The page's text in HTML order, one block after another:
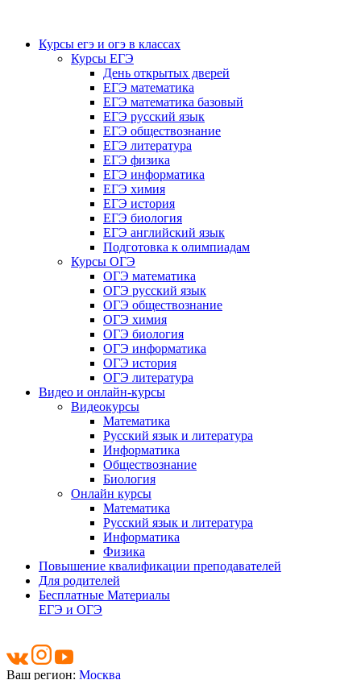
Курсы егэ и огэ в классах
Курсы ЕГЭ
День открытых дверей
ЕГЭ математика
ЕГЭ математика базовый
ЕГЭ русский язык
ЕГЭ обществознание
ЕГЭ литература
ЕГЭ физика
ЕГЭ информатика
ЕГЭ химия
ЕГЭ история
ЕГЭ биология
ЕГЭ английский язык
Подготовка к олимпиадам
Курсы ОГЭ
ОГЭ математика
ОГЭ русский язык
ОГЭ обществознание
ОГЭ химия
ОГЭ биология
ОГЭ информатика
ОГЭ история
ОГЭ литература
Видео и онлайн-курсы
Видеокурсы
Математика
Русский язык и литература
Информатика
Обществознание
Биология
Онлайн курсы
Математика
Русский язык и литература
Информатика
Физика
Повышение квалификации преподавателей
Для родителей
Бесплатные Материалы
ЕГЭ и ОГЭ
Ваш регион: Москва